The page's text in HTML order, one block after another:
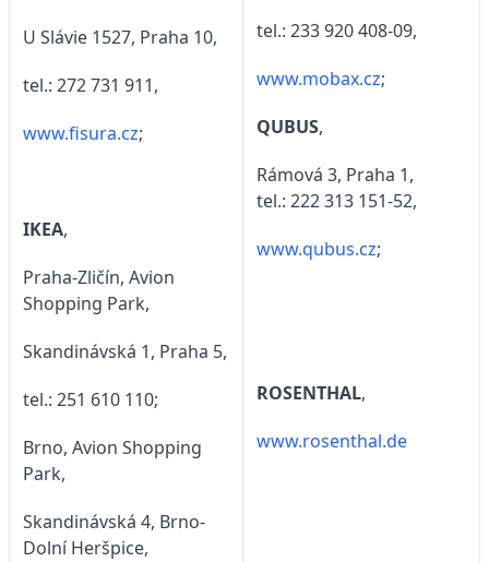
U Slávie 1527, Praha 10,
tel.: 272 731 911,
www.fisura.cz;
IKEA,
Praha-Zličín, Avion
Shopping Park,
Skandinávská 1, Praha 5,
tel.: 251 610 110;
Brno, Avion Shopping
Park,
Skandinávská 4, Brno-
Dolní Heršpice,
tel.: 233 920 408-09,
www.mobax.cz;
QUBUS,
Rámová 3, Praha 1,
tel.: 222 313 151-52,
www.qubus.cz;
ROSENTHAL,
www.rosenthal.de